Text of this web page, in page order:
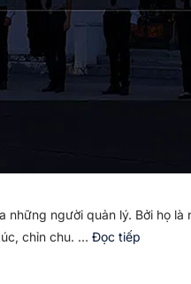
người quản lý. Bởi họ
chỉn chu. … Đọc tiếp